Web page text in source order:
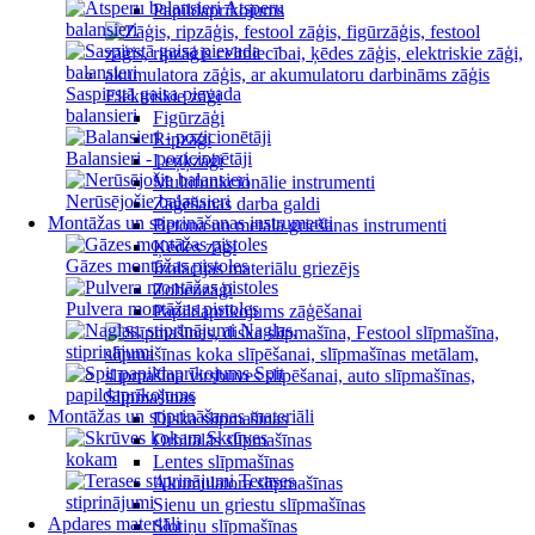
Atsperu
balansieri
Saspiestā gaisa pievada
balansieri
Balansieri - pozicionētāji
Nerūsējošie balansieri
Montāžas un stiprināšanas instrumenti
Gāzes montāžas pistoles
Pulvera montāžas pistoles
Naglas,
stiprinājumi
Spit
papildaprīkojums
Montāžas un stiprināšanas materiāli
Skrūves
kokam
Terases
stiprinājumi
Apdares materiāli
Papildaprīkojums
Elektriskie zāģi
Figūrzāģi
Ripzāģi
Leņķzāģi
Multifunkcionālie instrumenti
Zāģēšanas darba galdi
Betona un metāla griešanas instrumenti
Ķēdes zāģi
Izolācijas materiālu griezējs
Zobenzāģi
Papildaprīkojums zāģēšanai
Slīpmašīnas
Diska slīpmašīnas
Orbitālās slīpmašīnas
Lentes slīpmašīnas
Akumulatora slīpmašīnas
Sienu un griestu slīpmašīnas
Slotiņu slīpmašīnas